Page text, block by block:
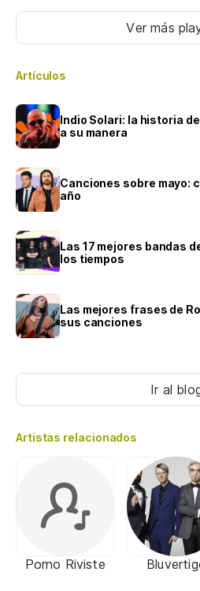
Ver más
Artículos
Indio Solari: la historia
a su manera
Canciones sobre mayo:
año
Las 17 mejores bandas
los tiempos
Las mejores frases de
sus canciones
Ir al
Artistas relacionados
Porno Riviste